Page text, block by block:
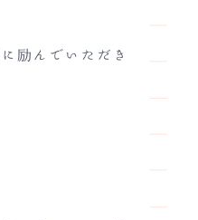
励んでいただき